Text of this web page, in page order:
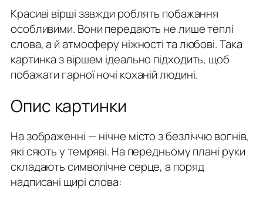
Красиві вірші завжди роблять побажання
особливими. Вони передають не лише теплі
слова, а й атмосферу ніжності та любові. Така
картинка з віршем ідеально підходить, щоб
побажати гарної ночі коханій людині.
Опис картинки
На зображенні — нічне місто з безліччю вогнів,
які сяють у темряві. На передньому плані руки
складають символічне серце, а поряд
надписані щирі слова: